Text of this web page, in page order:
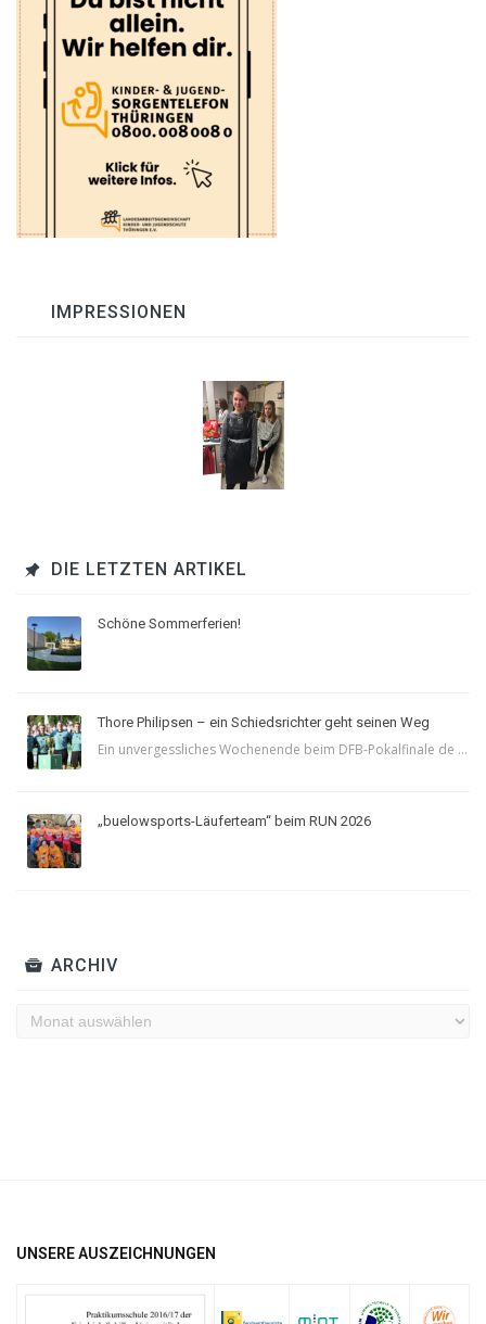
IMPRESSIONEN
DIE LETZTEN ARTIKEL
Schöne Sommerferien!
Thore Philipsen – ein Schiedsrichter geht seinen Weg
Ein unvergessliches Wochenende beim DFB-Pokalfinale de ...
„buelowsports-Läuferteam“ beim RUN 2026
ARCHIV
Archiv
UNSERE AUSZEICHNUNGEN